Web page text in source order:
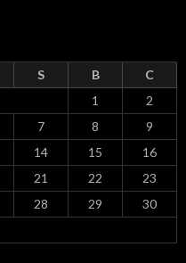
S B
C
1
2
7 8
9
14 15
16
21 22
23
28 29
30